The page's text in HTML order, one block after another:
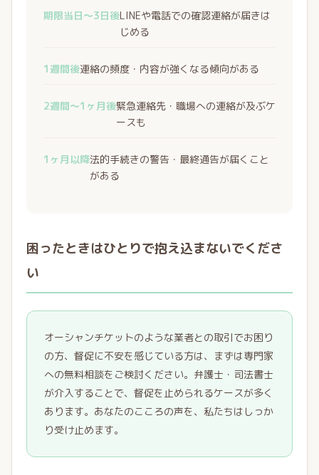
期限当日〜3日後LINEや電話での確認連絡が届きは
じめる
1週間後連絡の頻度・内容が強くなる傾向がある
2週間〜1ヶ月後緊急連絡先・職場への連絡が及ぶケ
ースも
1ヶ月以降法的手続きの警告・最終通告が届くこと
がある
困ったときはひとりで抱え込まないでくださ
い
オーシャンチケットのような業者との取引でお困り
の方、督促に不安を感じている方は、まずは専門家
への無料相談をご検討ください。弁護士・司法書士
が介入することで、督促を止められるケースが多く
あります。あなたのこころの声を、私たちはしっか
り受け止めます。